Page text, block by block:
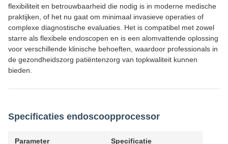
flexibiliteit en betrouwbaarheid die nodig is in moderne medische
praktijken, of het nu gaat om minimaal invasieve operaties of
complexe diagnostische evaluaties. Het is compatibel met zowel
starre als flexibele endoscopen en is een alomvattende oplossing
voor verschillende klinische behoeften, waardoor professionals in
de gezondheidszorg patiëntenzorg van topkwaliteit kunnen
bieden.
Specificaties endoscoopprocessor
Parameter Specificatie